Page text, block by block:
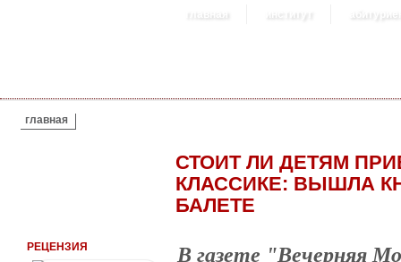
главная институт
ВЫ ЗДЕСЬ
главная
СТОИТ ЛИ ДЕТЯМ
КЛАССИКЕ: ВЫШЛА
БАЛЕТЕ
РЕЦЕНЗИЯ
В газете "Вечерняя